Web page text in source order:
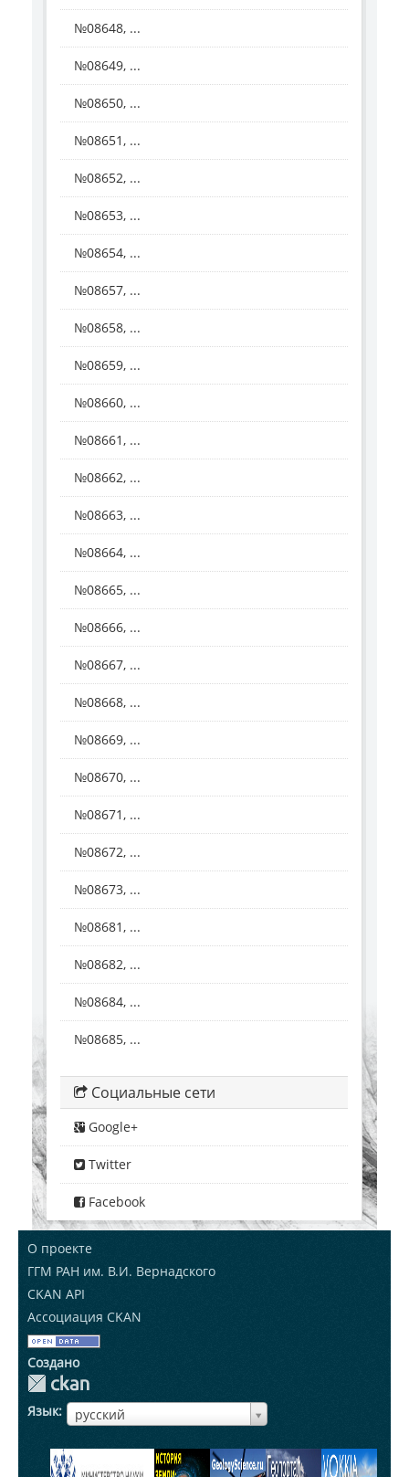
№08648, ...
№08649, ...
№08650, ...
№08651, ...
№08652, ...
№08653, ...
№08654, ...
№08657, ...
№08658, ...
№08659, ...
№08660, ...
№08661, ...
№08662, ...
№08663, ...
№08664, ...
№08665, ...
№08666, ...
№08667, ...
№08668, ...
№08669, ...
№08670, ...
№08671, ...
№08672, ...
№08673, ...
№08681, ...
№08682, ...
№08684, ...
№08685, ...
Социальные сети
Google+
Twitter
Facebook
О проекте
ГГМ РАН им. В.И. Вернадского
CKAN API
Ассоциация CKAN
Создано
Язык русский
ЯзыкЯзык